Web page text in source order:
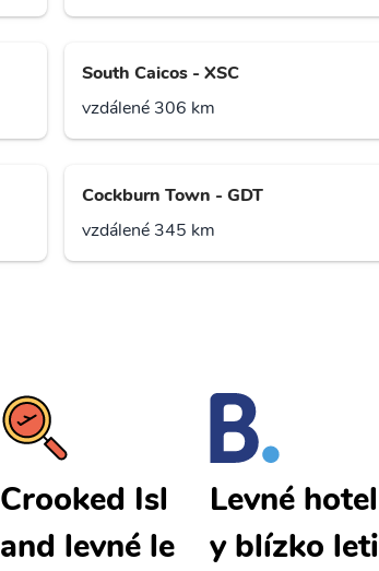
South Caicos - XSC
vzdálené 306 km
Cockburn Town - GDT
vzdálené 345 km
Crooked Isl
and levné le
Levné hotel
y blízko leti